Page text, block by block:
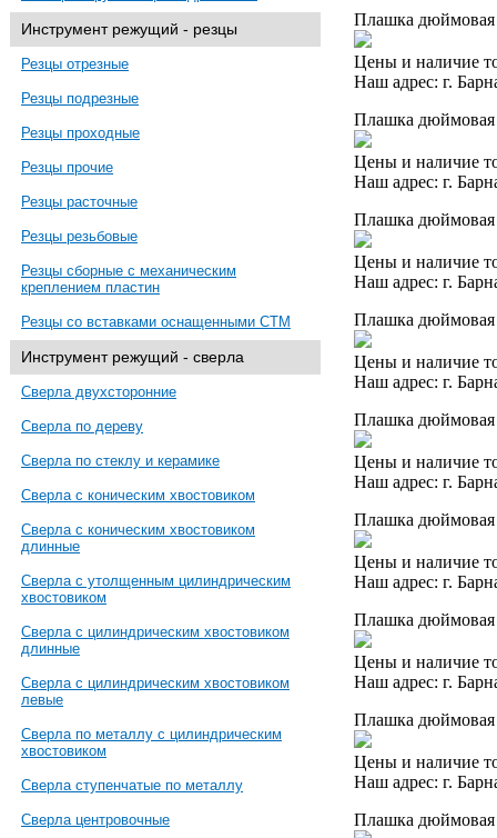
Инструмент режущий - резцы
Резцы отрезные
Резцы подрезные
Резцы проходные
Резцы прочие
Резцы расточные
Резцы резьбовые
Резцы сборные с механическим
креплением пластин
Резцы со вставками оснащенными СТМ
Инструмент режущий - сверла
Сверла двухсторонние
Сверла по дереву
Сверла по стеклу и керамике
Сверла с коническим хвостовиком
Сверла с коническим хвостовиком
длинные
Сверла с утолщенным цилиндрическим
хвостовиком
Сверла с цилиндрическим хвостовиком
длинные
Сверла с цилиндрическим хвостовиком
левые
Сверла по металлу с цилиндрическим
хвостовиком
Сверла ступенчатые по металлу
Сверла центровочные
Плашка
Цены и наличие
Наш адрес: г.
Плашка
Цены и наличие
Наш адрес: г.
Плашка
Цены и наличие
Наш адрес: г.
Плашка
Цены и наличие
Наш адрес: г.
Плашка
Цены и наличие
Наш адрес: г.
Плашка
Цены и наличие
Наш адрес: г.
Плашка
Цены и наличие
Наш адрес: г.
Плашка
Цены и наличие
Наш адрес: г.
Плашка